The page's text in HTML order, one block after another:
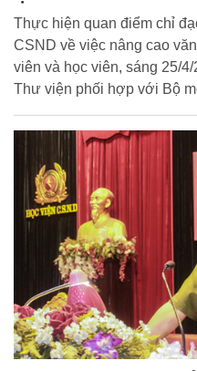
Thực hiện quan điểm chỉ
CSND về việc nâng cao
viên và học viên, sáng 25/
Thư viện phối hợp với Bộ
tài liệu về Chủ tịch Hồ Chí
21/4 và kỷ niệm 126 năm
(19/5/1890 - 19/5/2016)”.